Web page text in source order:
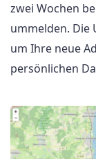
zwei Wochen
ummelden. Die
um Ihre neue
persönlichen